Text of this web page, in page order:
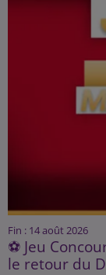
Fin : 14 août 2026
⚽ Jeu
le retour du